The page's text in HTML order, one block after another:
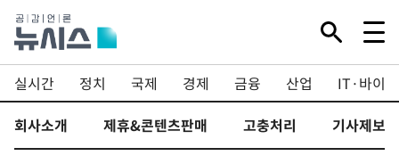
실시간 정치 국제 경제 금융 산업
IT·바이오
회사소개
제휴&콘텐츠판매 고충처리 기사제보